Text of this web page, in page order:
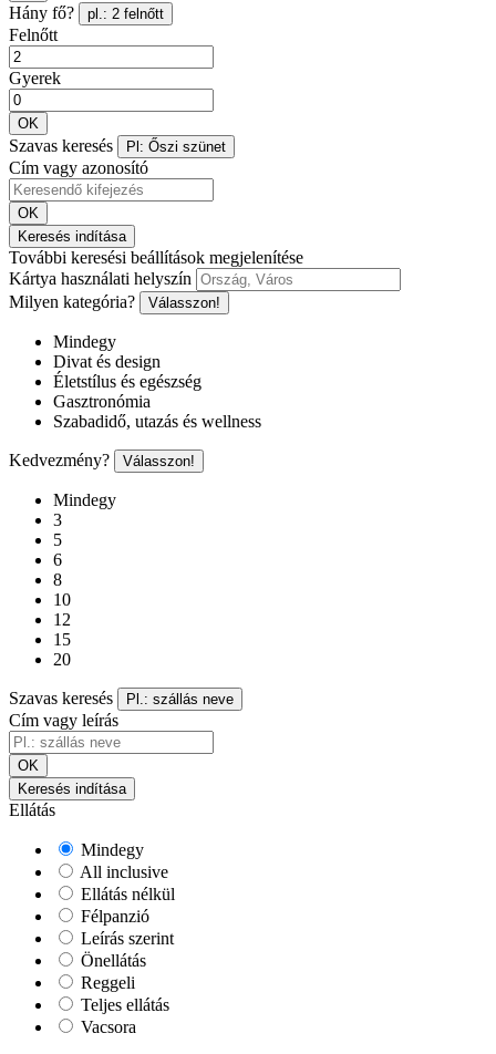
Hány fő? pl.: 2 felnőtt
Felnőtt
Gyerek
OK
Szavas keresés Pl: Őszi szünet
Cím vagy azonosító
OK
Keresés indítása
További keresési beállítások megjelenítése
Kártya használati helyszín
Milyen kategória?
Válasszon!
Mindegy
Divat és design
Életstílus és egészség
Gasztronómia
Szabadidő, utazás és wellness
Kedvezmény? Válasszon!
Mindegy
3
5
6
8
10
12
15
20
Szavas keresés Pl.: szállás neve
Cím vagy leírás
OK
Keresés indítása
Ellátás
Mindegy
All inclusive
Ellátás nélkül
Félpanzió
Leírás szerint
Önellátás
Reggeli
Teljes ellátás
Vacsora